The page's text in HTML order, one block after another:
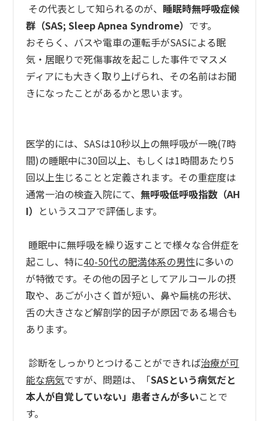
その代表として知られるのが、 睡眠時無呼吸症候
群（SAS; Sleep Apnea Syndrome） です。
おそらく、バスや電車の運転手がSASによる眠
気・居眠りで死傷事故を起こした事件でマスメ
ディアにも大きく取り上げられ、その名前はお聞
きになったことがあるかと思います。
医学的には、SASは10秒以上の無呼吸が一晩(7時
間)の睡眠中に30回以上、もしくは1時間あたり5
回以上生じることと定義されます。その重症度は
通常一泊の検査入院にて、無呼吸低呼吸指数（AH
I） というスコアで評価します。
睡眠中に無呼吸を繰り返すことで様々な合併症を
起こし、特に40-50代の肥満体系の男性に多いの
が特徴です。その他の因子としてアルコールの摂
取や、あごが小さく首が短い、鼻や扁桃の形状、
舌の大きさなど解剖学的因子が原因である場合も
あります。
診断をしっかりとつけることができれば治療が可
能な病気ですが、問題は、「SASという病気だと
本人が自覚していない」患者さんが多いことで
す。